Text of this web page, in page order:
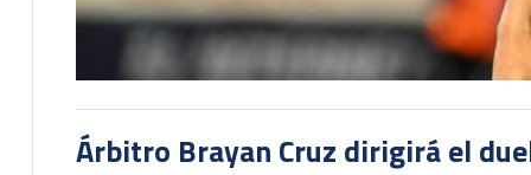
Árbitro Brayan Cruz dirigirá el